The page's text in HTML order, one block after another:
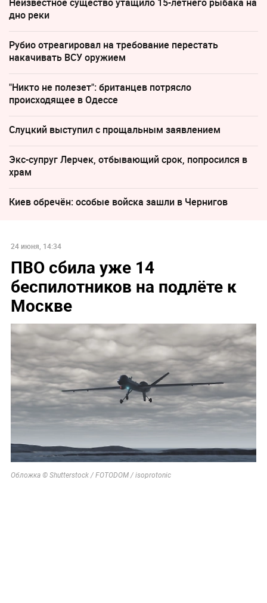
дно реки
Рубио отреагировал на требование перестать
накачивать ВСУ оружием
"Никто не полезет": британцев потрясло
происходящее в Одессе
Слуцкий выступил с прощальным заявлением
Экс-супруг Лерчек, отбывающий срок, попросился в
храм
Киев обречён: особые войска зашли в Чернигов
24 июня, 14:34
ПВО сбила уже 14
беспилотников на подлёте к
Москве
Обложка © Shutterstock / FOTODOM / isoprotonic